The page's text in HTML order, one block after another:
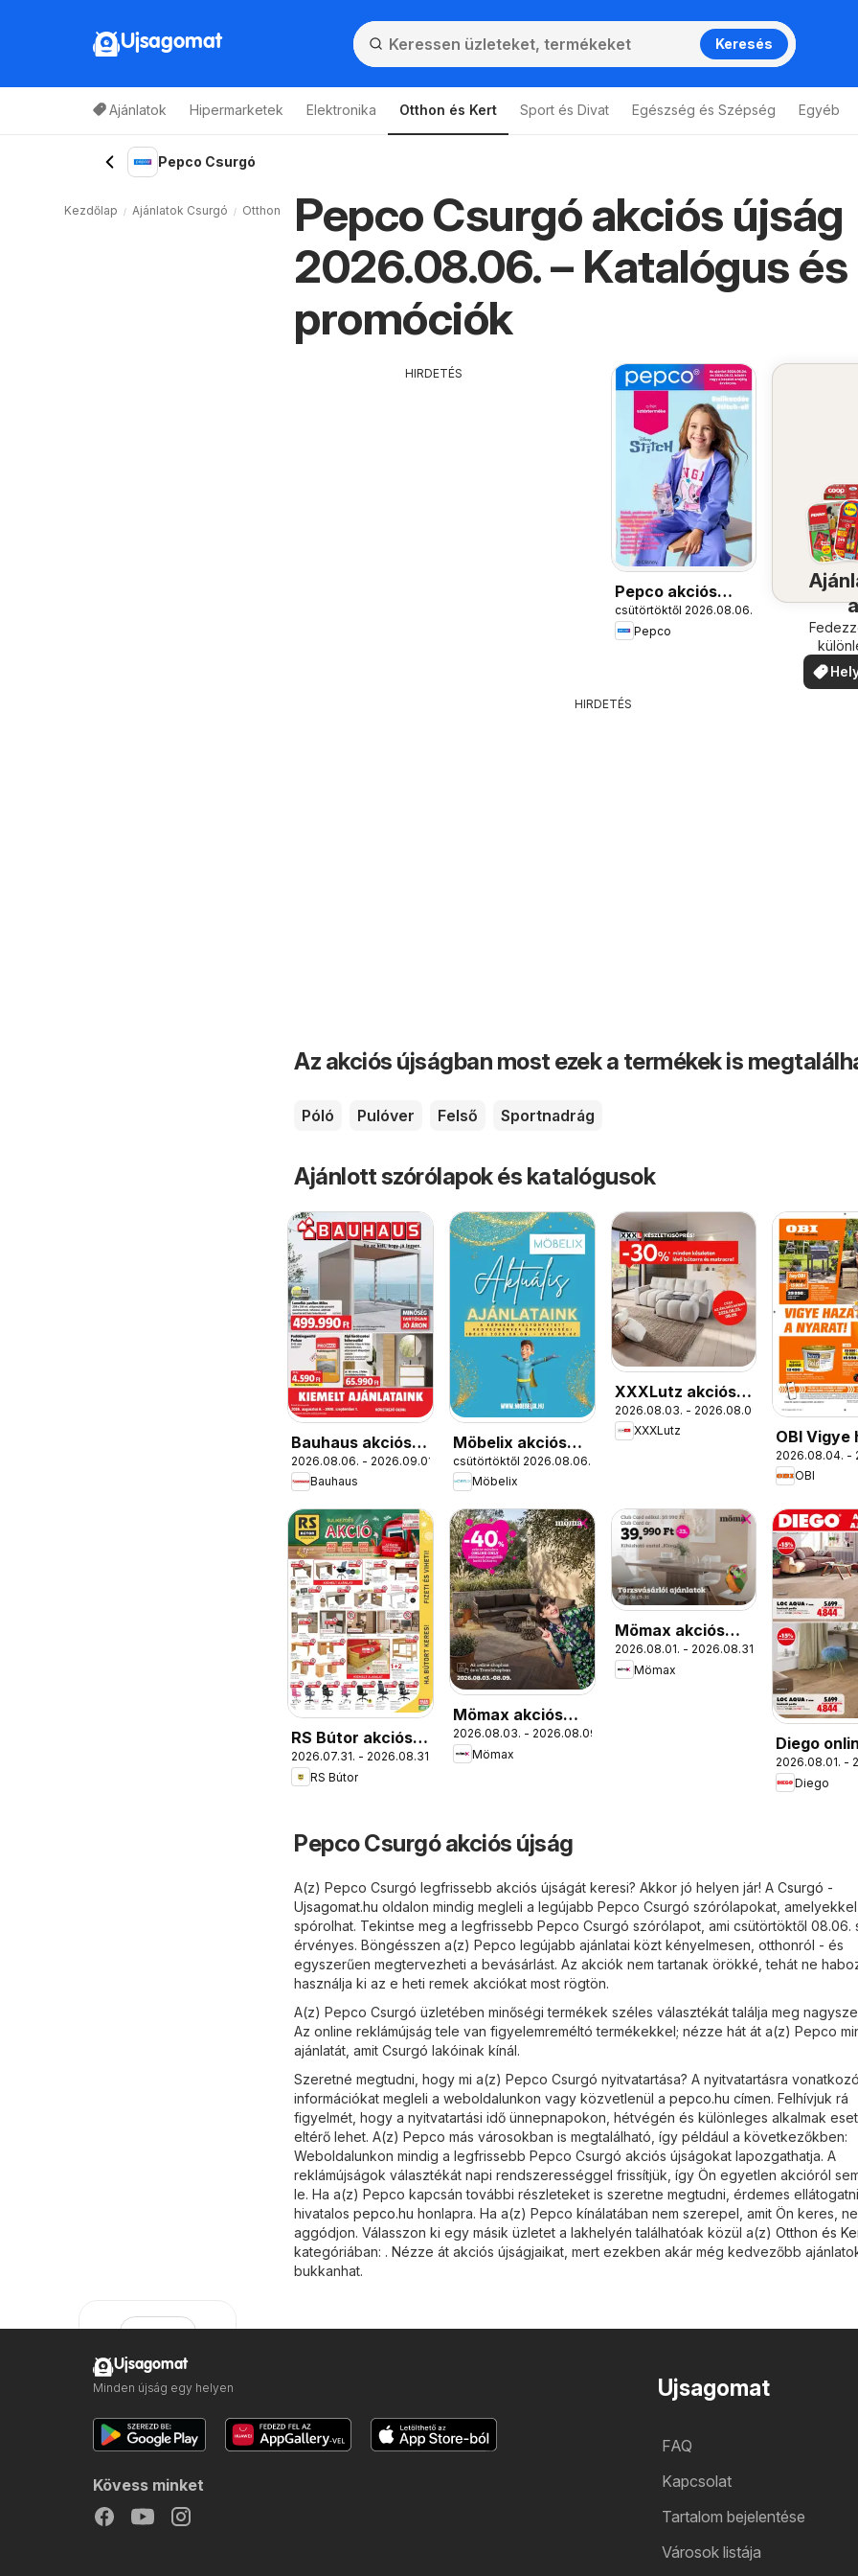
Ujsagomat Keresés
Ajánlatok Hipermarketek Elektronika Otthon és Kert Sport és Divat Egészség és Szépség Egyéb
Pepco Csurgó
Pepco Csurgó akciós újság
2026.08.06. – Katalógus és
promóciók
HIRDETÉS
Pepco akciós
újság
csütörtöktől 2026.08.06.
Pepco
a
HIRDETÉS
Az akciós újságban most ezek a termékek is
Póló Pulóver Felső Sportnadrág
Ajánlott szórólapok és katalógusok
Bauhaus akciós
újság
2026.08.06. - 2026.09.01.
Bauhaus
Möbelix akciós
újság
csütörtöktől 2026.08.06.
Möbelix
XXXLutz akciós
újság
2026.08.03. - 2026.08.09.
XXXLutz
OBI Vigye
nyarat!
2026.08.04. -
OBI
RS Bútor akciós
újság
2026.07.31. - 2026.08.31.
RS Bútor
Mömax akciós
újság
2026.08.03. - 2026.08.09.
Mömax
Mömax akciós
újság
2026.08.01. - 2026.08.31.
Mömax
Diego
katalógus
2026.08.01. -
Diego
Pepco Csurgó akciós újság
A(z) Pepco Csurgó legfrissebb akciós újságát keresi? Akkor jó helyen jár! A Csurgó -
Ujsagomat.hu oldalon mindig megleli a legújabb Pepco Csurgó szórólapokat,
spórolhat. Tekintse meg a legfrissebb Pepco Csurgó szórólapot, ami csütörtöktől 08.06.
érvényes. Böngésszen a(z) Pepco legújabb ajánlatai közt kényelmesen, otthonról - és
egyszerűen megtervezheti a bevásárlást. Az akciók nem tartanak örökké, tehát ne
használja ki az e heti remek akciókat most rögtön.
A(z) Pepco Csurgó üzletében minőségi termékek széles választékát találja meg
Az online reklámújság tele van figyelemreméltó termékekkel; nézze hát át a(z) Pepco
ajánlatát, amit Csurgó lakóinak kínál.
Szeretné megtudni, hogy mi a(z) Pepco Csurgó nyitvatartása? A nyitvatartásra
információkat megleli a weboldalunkon vagy közvetlenül a pepco.hu címen. Felhívjuk rá
figyelmét, hogy a nyitvatartási idő ünnepnapokon, hétvégén és különleges alkalmak
eltérő lehet. A(z) Pepco más városokban is megtalálható, így például a következőkben:
Weboldalunkon mindig a legfrissebb Pepco Csurgó akciós újságokat lapozgathatja. A
reklámújságok választékát napi rendszerességgel frissítjük, így Ön egyetlen akcióról
le. Ha a(z) Pepco kapcsán további részleteket is szeretne megtudni, érdemes
hivatalos pepco.hu honlapra. Ha a(z) Pepco kínálatában nem szerepel, amit Ön keres, ne
aggódjon. Válasszon ki egy másik üzletet a lakhelyén találhatóak közül a(z) Otthon és
kategóriában: . Nézze át akciós újságjaikat, mert ezekben akár még kedvezőbb
bukkanhat.
Kezdőlap Ajánlatok Csurgó Otthon és Kert Csurgó Pepco Csurgó
Ujsagomat
FAQ
Kapcsolat
Tartalom bejelentése
Városok listája
Ujsagomat
Minden újság egy helyen
Kövess minket